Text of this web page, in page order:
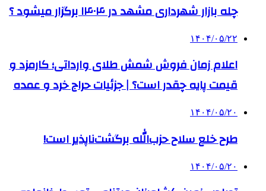
چله بازار شهرداری مشهد در ۱۴۰۴ برگزار میشود ؟
۱۴۰۴/۰۵/۲۲
اعلام زمان فروش شمش طلای وارداتی؛ کارمزد و
قیمت پایه چقدر است؟ | جزئیات حراج خرد و عمده
۱۴۰۴/۰۵/۲۰
طرح خلع سلاح حزب‌الله برگشت‌ناپذیر است!
۱۴۰۴/۰۵/۲۰